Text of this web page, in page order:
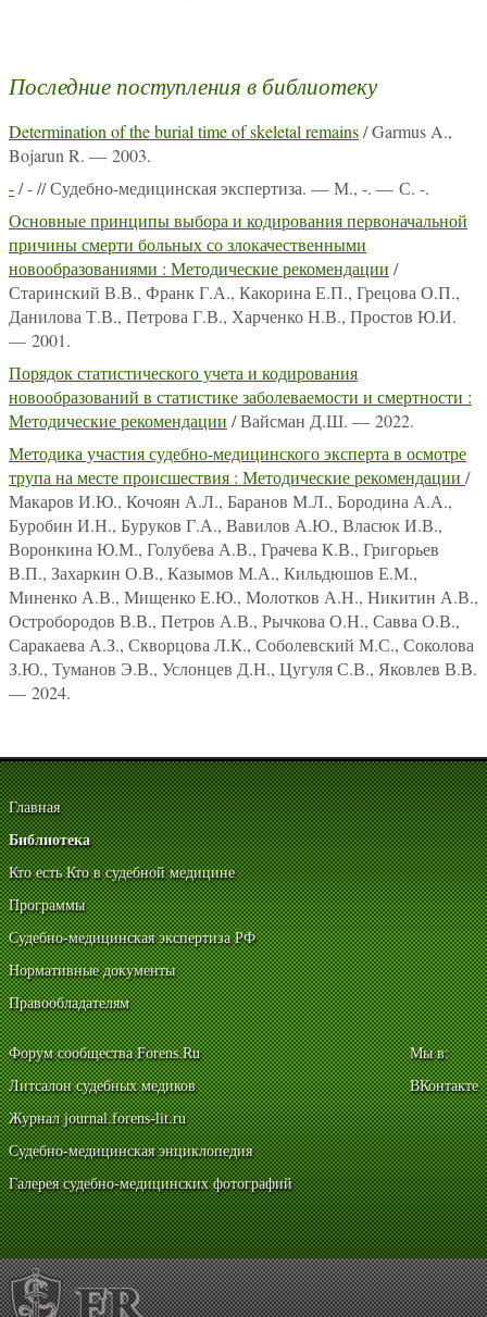
Последние поступления в библиотеку
Determination of the burial time of skeletal remains/ Garmus A.,
Bojarun R. — 2003.
-/ - // Судебно-медицинская экспертиза. — М., -. — С. -.
Основные принципы выбора и кодирования первоначальной
причины смерти больных со злокачественными
новообразованиями : Методические рекомендации /
Старинский В.В., Франк Г.А., Какорина Е.П., Грецова О.П.,
Данилова Т.В., Петрова Г.В., Харченко Н.В., Простов Ю.И.
— 2001.
Порядок статистического учета и кодирования
новообразований в статистике заболеваемости и смертности :
Методические рекомендации / Вайсман Д.Ш. — 2022.
Методика участия судебно-медицинского эксперта в осмотре
трупа на месте происшествия : Методические рекомендации /
Макаров И.Ю., Кочоян А.Л., Баранов М.Л., Бородина А.А.,
Буробин И.Н., Буруков Г.А., Вавилов А.Ю., Власюк И.В.,
Воронкина Ю.М., Голубева А.В., Грачева К.В., Григорьев
В.П., Захаркин О.В., Казымов М.А., Кильдюшов Е.М.,
Миненко А.В., Мищенко Е.Ю., Молотков А.Н., Никитин А.В.,
Остробородов В.В., Петров А.В., Рычкова О.Н., Савва О.В.,
Саракаева А.З., Скворцова Л.К., Соболевский М.С., Соколова
З.Ю., Туманов Э.В., Услонцев Д.Н., Цугуля С.В., Яковлев В.В.
— 2024.
Главная
Библиотека
Кто есть Кто в судебной медицине
Программы
Судебно-медицинская экспертиза РФ
Нормативные документы
Правообладателям
Форум сообщества Forens.Ru
Литсалон судебных медиков
Журнал journal.forens-lit.ru
Судебно-медицинская энциклопедия
Галерея судебно-медицинских фотографий
Мы в:
ВКонтакте